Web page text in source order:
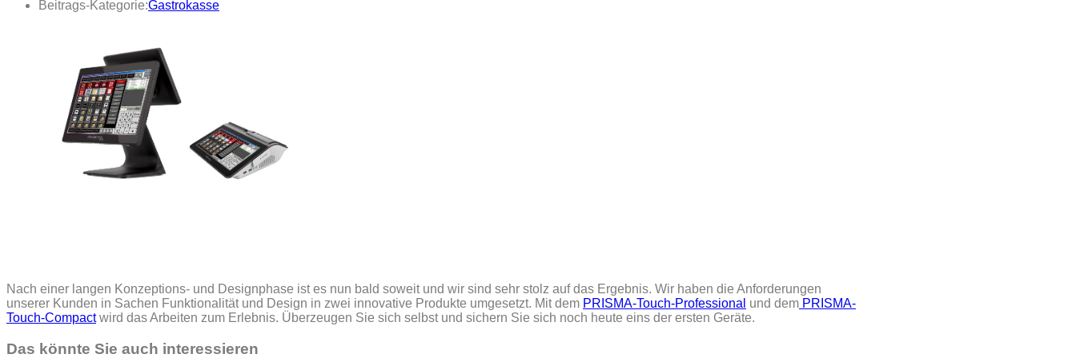
Beitrags-Kategorie:Gastrokasse
Nach einer langen Konzeptions- und Designphase ist es nun bald soweit und wir sind sehr stolz auf das Ergebnis. Wir haben die Anforderungen
unserer Kunden in Sachen Funktionalität und Design in zwei innovative Produkte umgesetzt. Mit dem PRISMA-Touch-Professional und dem PRISMA-
Touch-Compactwird das Arbeiten zum Erlebnis. Überzeugen Sie sich selbst und sichern Sie sich noch heute eins der ersten Geräte.
Das könnte Sie auch interessieren